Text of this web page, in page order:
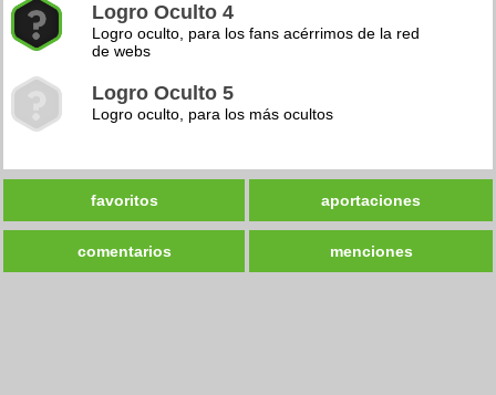
Logro Oculto 4
Logro oculto, para los fans acérrimos de la red
de webs
Logro Oculto 5
Logro oculto, para los más ocultos
favoritos aportaciones
comentarios menciones